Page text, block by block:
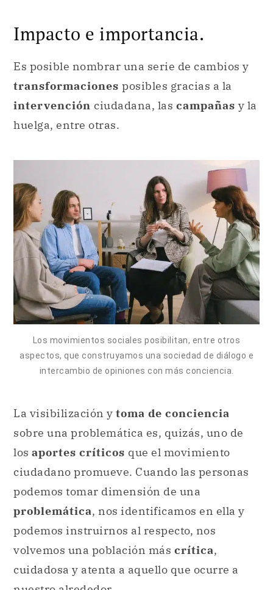
Impacto e importancia.
Es posible nombrar una serie de cambios y
transformaciones posibles gracias a la
intervención ciudadana, las campañas y la
huelga, entre otras.
Los movimientos sociales posibilitan, entre otros
aspectos, que construyamos una sociedad de diálogo e
intercambio de opiniones con más conciencia.
La visibilización y toma de conciencia
sobre una problemática es, quizás, uno de
los aportes críticos que el movimiento
ciudadano promueve. Cuando las personas
podemos tomar dimensión de una
problemática, nos identificamos en ella y
podemos instruirnos al respecto, nos
volvemos una población más crítica,
cuidadosa y atenta a aquello que ocurre a